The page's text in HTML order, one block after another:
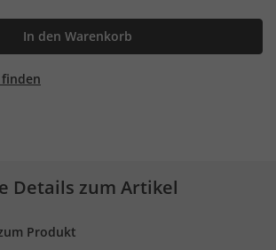
In den Warenkorb
Details zum Artikel
Produkt